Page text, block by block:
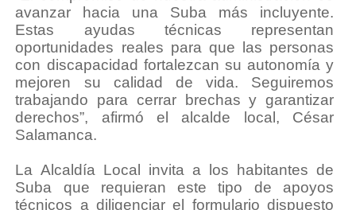
avanzar hacia una Suba más incluyente.
Estas ayudas técnicas representan
oportunidades reales para que las personas
con discapacidad fortalezcan su autonomía y
mejoren su calidad de vida. Seguiremos
trabajando para cerrar brechas y garantizar
derechos”, afirmó el alcalde local, César
Salamanca.
La Alcaldía Local invita a los habitantes de
Suba que requieran este tipo de apoyos
técnicos a diligenciar el formulario dispuesto